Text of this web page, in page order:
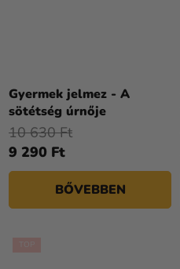
Gyermek jelmez - A
sötétség úrnője
9 290 Ft
10 630 Ft
BŐVEBBEN